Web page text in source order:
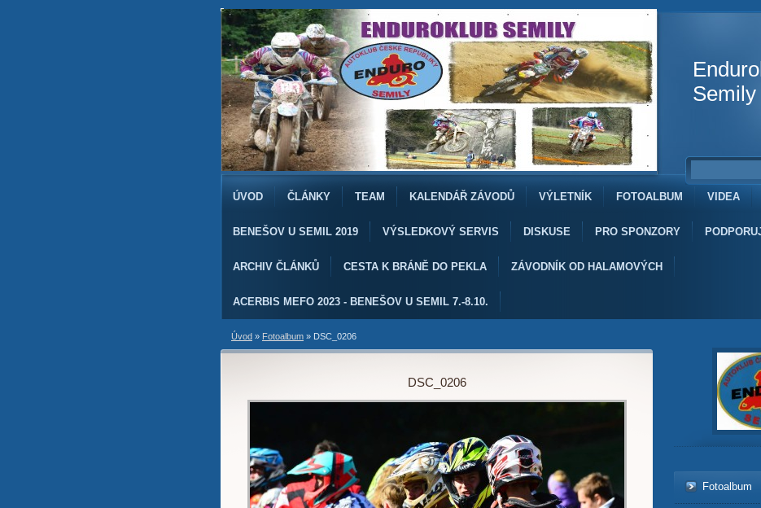
Semily
ÚVOD ČLÁNKY TEAM KALENDÁŘ ZÁVODŮ VÝLETNÍK FOTOALBUM VIDEA
BENEŠOV U SEMIL 2019 VÝSLEDKOVÝ SERVIS DISKUSE PRO SPONZORY
ARCHIV ČLÁNKŮ CESTA K BRÁNĚ DO PEKLA ZÁVODNÍK OD HALAMOVÝCH
ACERBIS MEFO 2023 - BENEŠOV U SEMIL 7.-8.10.
Úvod » Fotoalbum » DSC_0206
DSC_0206
Fotoalbum